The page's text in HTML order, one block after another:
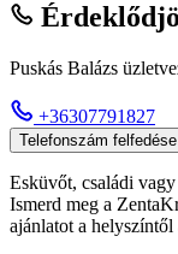
Puskás Balázs
+36307791827
Telefonszám felfedése
Esküvőt, családi
Ismerd meg a
ajánlatot a